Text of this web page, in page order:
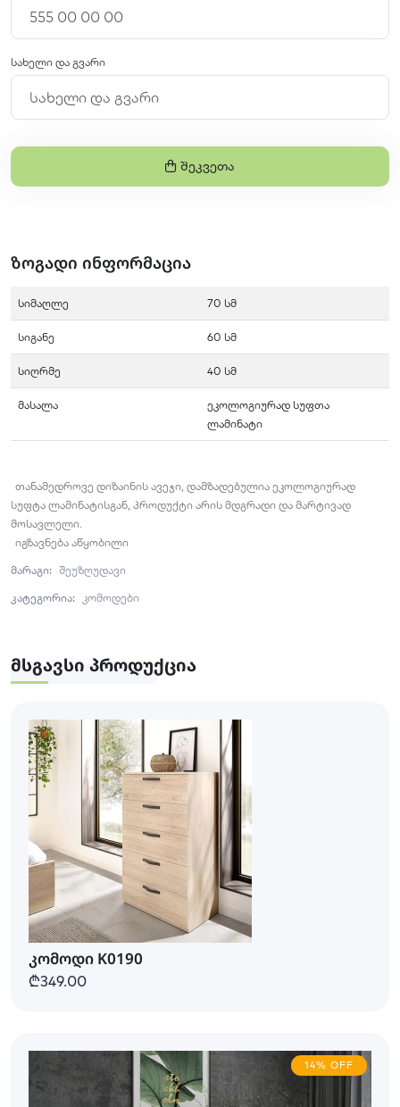
სახელი და გვარი
Შეკვეთა
ზოგადი ინფორმაცია
სიმაღლე 70 სმ
სიგანე 60 სმ
სიღრმე 40 სმ
მასალა
ეკოლოგიურად სუფთა
ლამინატი
თანამედროვე დიზაინის ავეჯი, დამზადებულია ეკოლოგიურად
სუფტა ლამინატისგან, პროდუქტი არის მდგრადი და მარტივად
მოსავლელი.
იგზავნება აწყობილი
მარაგი: შეუზღუდავი
კატეგორია: კომოდები
Მსგავსი Პროდუქცია
კომოდი K0190
₾349.00
14% OFF